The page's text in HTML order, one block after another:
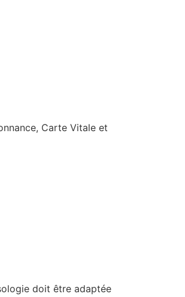
Carte Vitale et
doit être adaptée